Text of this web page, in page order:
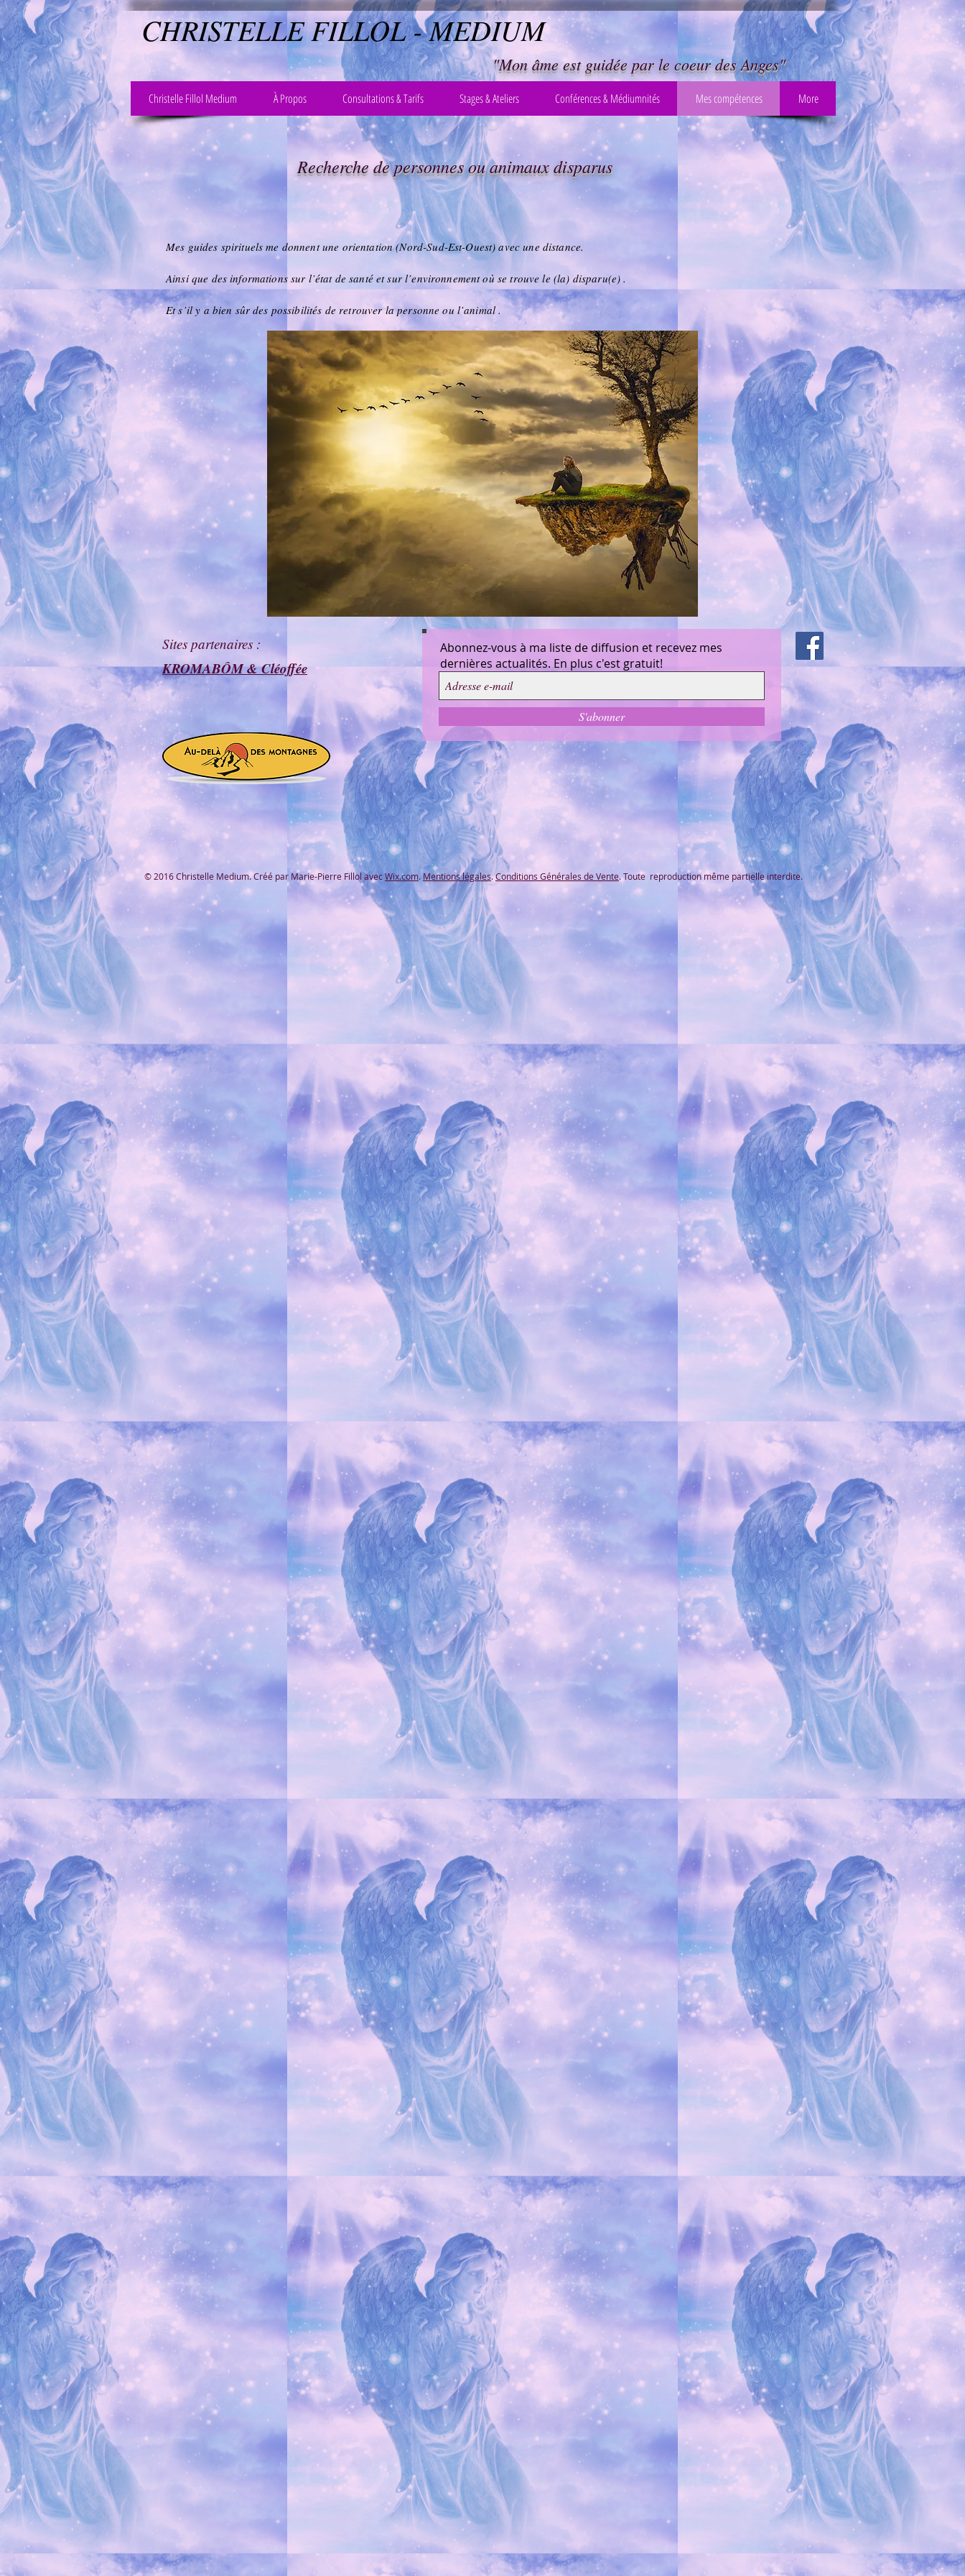
CHRISTELLE FILLOL - MEDIUM
"Mon âme est guidée par le coeur des Anges"
Christelle Fillol Medium À Propos Consultations & Tarifs Stages & Ateliers Conférences & Médiumnités Mes compétences More
Recherche de personnes ou animaux disparus
Mes guides spirituels me donnent une orientation (Nord-Sud-Est-Ouest) avec une distance.
Ainsi que des informations sur l’état de santé et sur l’environnement où se trouve le (la) disparu(e) .
Et s’il y a bien sûr des possibilités de retrouver la personne ou l’animal .
Sites partenaires :
KROMABÔM & Cléoffée
Abonnez-vous à ma liste de diffusion et recevez mes
dernières actualités. En plus c'est gratuit!
S'abonner
© 2016 Christelle Medium. Créé par Marie-Pierre Fillol avecWix.com.Mentions légales.Conditions Générales de Vente. Toute reproduction même partielle interdite.